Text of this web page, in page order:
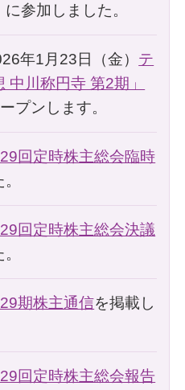
参加しました。
年1月23日（金） テ
中川称円寺 第2期」
プンします。
回定時株主総会臨時
回定時株主総会決議
期株主通信を掲載し
回定時株主総会報告